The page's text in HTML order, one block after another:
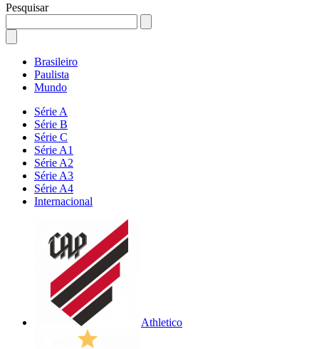
Pesquisar
Brasileiro
Paulista
Mundo
Série A
Série B
Série C
Série A1
Série A2
Série A3
Série A4
Internacional
Athletico